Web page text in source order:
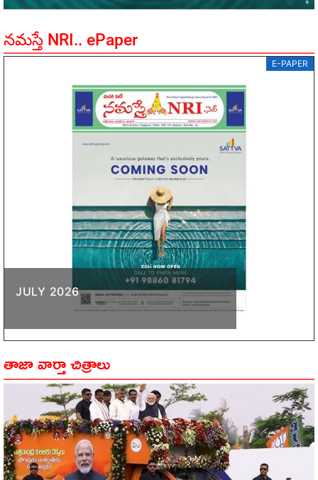
నమస్తే NRI.. ePaper
E-PAPER
JULY 2026
తాజా వార్తా చిత్రాలు